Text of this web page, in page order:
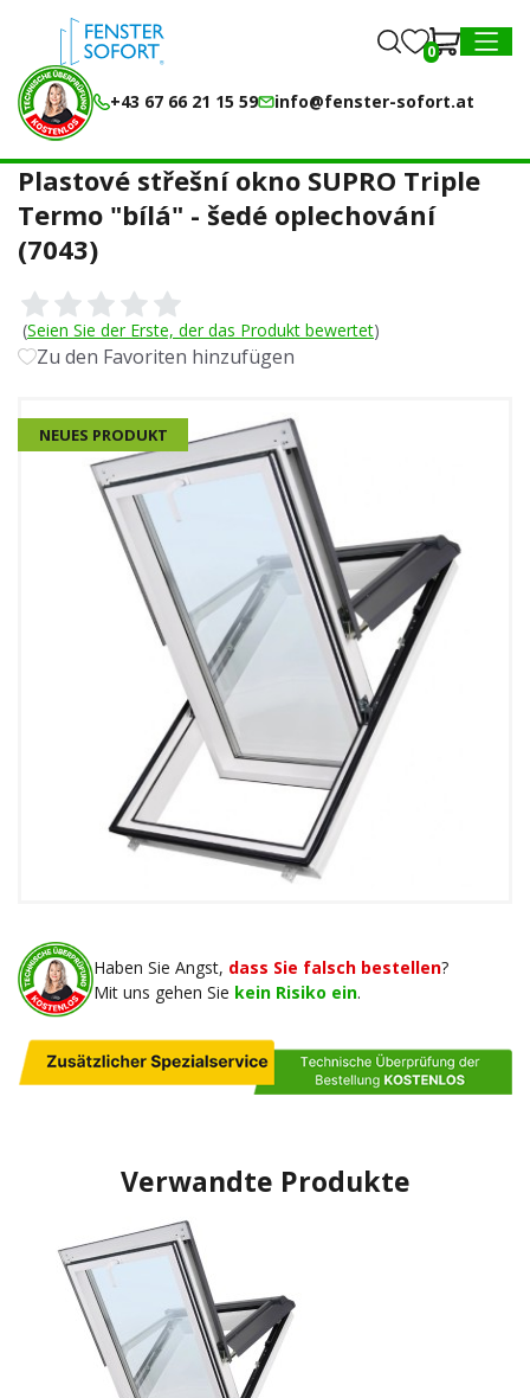
MENU
+43 67 66 21 15 59 info@fenster-sofort.at
0
Plastové střešní okno SUPRO Triple
Termo "bílá" - šedé oplechování
(7043)
(Seien Sie der Erste, der das Produkt bewertet)
Zu den Favoriten hinzufügen
NEUES PRODUKT
Haben Sie Angst, dass Sie falsch bestellen?
Mit uns gehen Sie kein Risiko ein.
Verwandte Produkte